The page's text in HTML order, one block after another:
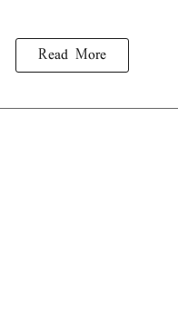
Read More